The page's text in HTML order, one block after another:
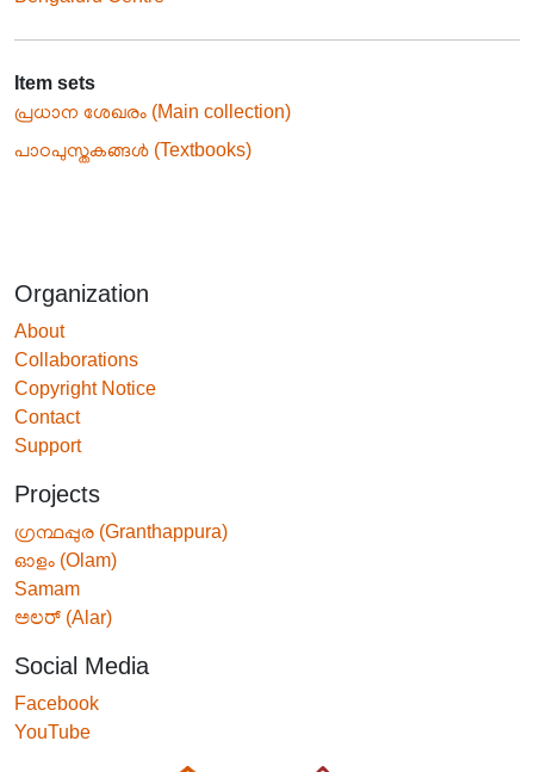
Item sets
പ്രധാന ശേഖരം (Main collection)
പാഠപുസ്തകങ്ങൾ (Textbooks)
Organization
About
Collaborations
Copyright Notice
Contact
Support
Projects
ഗ്രന്ഥപ്പുര (Granthappura)
ഓളം (Olam)
Samam
ಅಲರ್ (Alar)
Social Media
Facebook
YouTube